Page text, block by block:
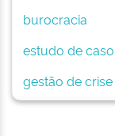
burocracia
estudo de caso
gestão de crise